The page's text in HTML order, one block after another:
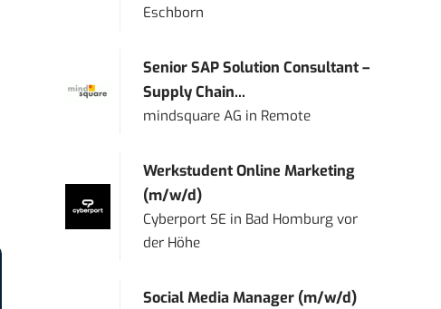
Eschborn
Senior SAP Solution Consultant –
Supply Chain...
mindsquare AG in Remote
Werkstudent Online Marketing
(m/w/d)
Cyberport SE in Bad Homburg vor
der Höhe
Social Media Manager (m/w/d)